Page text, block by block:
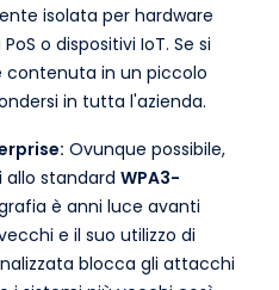
isolata per hardware
o dispositivi IoT. Se si
contenuta in un piccolo
in tutta l'azienda.
Ovunque possibile,
allo standard WPA3-
è anni luce avanti
e il suo utilizzo di
blocca gli attacchi